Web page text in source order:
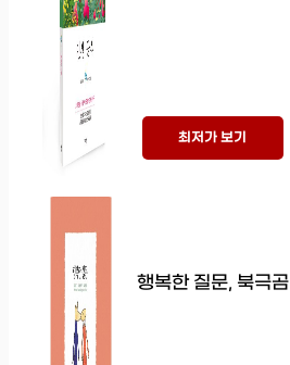
최저가 보기
행복한 질문, 북극곰